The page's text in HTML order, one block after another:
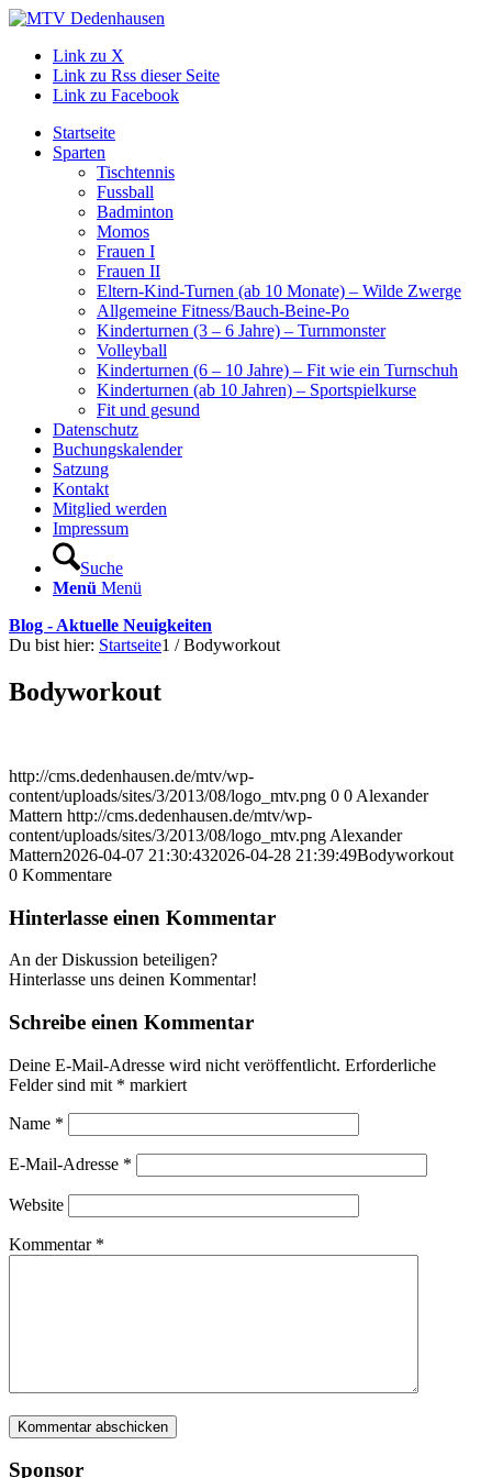
Link zu X
Link zu Rss dieser Seite
Link zu Facebook
Startseite
Sparten
Tischtennis
Fussball
Badminton
Momos
Frauen I
Frauen II
Eltern-Kind-Turnen (ab 10 Monate) – Wilde Zwerge
Allgemeine Fitness/Bauch-Beine-Po
Kinderturnen (3 – 6 Jahre) – Turnmonster
Volleyball
Kinderturnen (6 – 10 Jahre) – Fit wie ein Turnschuh
Kinderturnen (ab 10 Jahren) – Sportspielkurse
Fit und gesund
Datenschutz
Buchungskalender
Satzung
Kontakt
Mitglied werden
Impressum
Suche
Menü Menü
Blog - Aktuelle Neuigkeiten
Du bist hier: Startseite1 / Bodyworkout
Bodyworkout
http://cms.dedenhausen.de/mtv/wp-
content/uploads/sites/3/2013/08/logo_mtv.png 0 0 Alexander
Mattern http://cms.dedenhausen.de/mtv/wp-
content/uploads/sites/3/2013/08/logo_mtv.png Alexander
Mattern2026-04-07 21:30:432026-04-28 21:39:49Bodyworkout
0 Kommentare
Hinterlasse einen Kommentar
An der Diskussion beteiligen?
Hinterlasse uns deinen Kommentar!
Schreibe einen Kommentar
Deine E-Mail-Adresse wird nicht veröffentlicht. Erforderliche
Felder sind mit * markiert
Name *
E-Mail-Adresse *
Website
Kommentar *
Sponsor